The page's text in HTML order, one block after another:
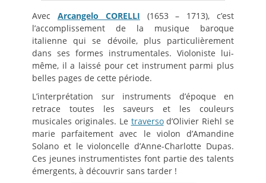
Avec Arcangelo CORELLI (1653 – 1713), c’est
l’accomplissement de la musique baroque
italienne qui se dévoile, plus particulièrement
dans ses formes instrumentales. Violoniste lui-
même, il a laissé pour cet instrument parmi plus
belles pages de cette période.
L’interprétation sur instruments d’époque en
retrace toutes les saveurs et les couleurs
musicales originales. Le traversod’Olivier Riehl se
marie parfaitement avec le violon d’Amandine
Solano et le violoncelle d’Anne-Charlotte Dupas.
Ces jeunes instrumentistes font partie des talents
émergents, à découvrir sans tarder !